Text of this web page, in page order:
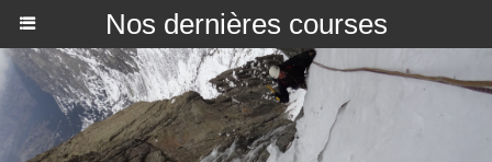
Nos dernières courses